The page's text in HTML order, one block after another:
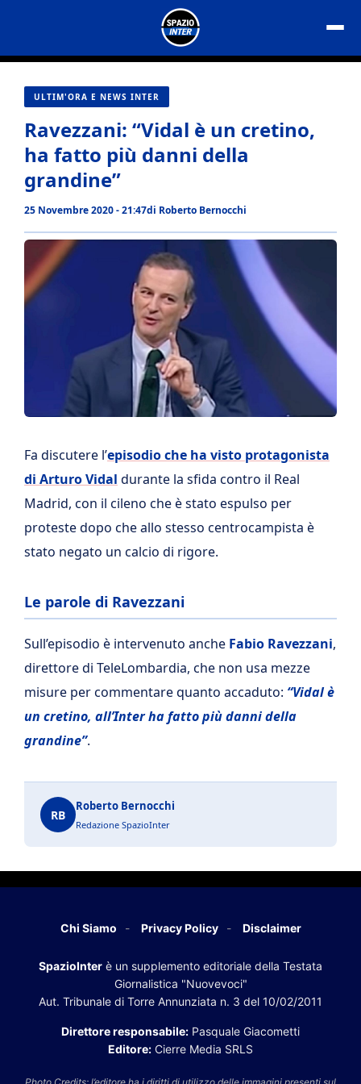
contenuto
ULTIM'ORA E NEWS INTER
Ravezzani: “Vidal è un cretino,
ha fatto più danni della
grandine”
25 Novembre 2020 - 21:47di Roberto Bernocchi
Fa discutere l’episodio che ha visto protagonista
di Arturo Vidal durante la sfida contro il Real
Madrid, con il cileno che è stato espulso per
proteste dopo che allo stesso centrocampista è
stato negato un calcio di rigore.
Le parole di Ravezzani
Sull’episodio è intervenuto anche Fabio Ravezzani,
direttore di TeleLombardia, che non usa mezze
misure per commentare quanto accaduto: “Vidal è
un cretino, all’Inter ha fatto più danni della
grandine”.
RB
Roberto Bernocchi
Redazione SpazioInter
Chi Siamo Privacy Policy Disclaimer
SpazioInter è un supplemento editoriale della Testata
Giornalistica "Nuovevoci"
Aut. Tribunale di Torre Annunziata n. 3 del 10/02/2011
Direttore responsabile: Pasquale Giacometti
Editore: Cierre Media SRLS